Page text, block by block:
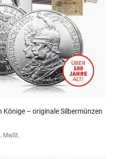
Könige – originale Silbermünzen
MwSt.